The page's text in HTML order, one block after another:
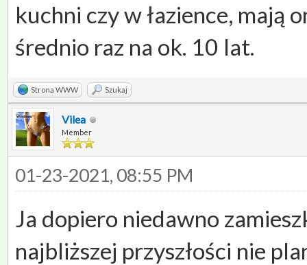
kuchni czy w łazience, mają
średnio raz na ok. 10 lat.
Strona WWW Szukaj
Vilea
Member
01-23-2021, 08:55 PM
Ja dopiero niedawno
najbliższej przyszłości nie